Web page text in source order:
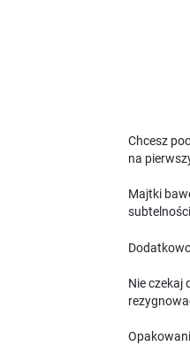
Chcesz
na
Majtki
Nie czekaj